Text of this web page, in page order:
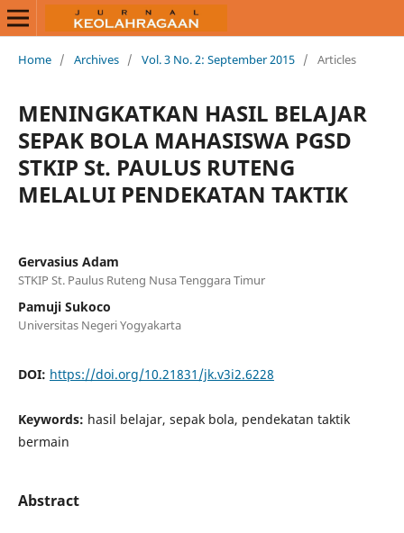
Home / Archives / Vol. 3 No. 2: September 2015 / Articles
MENINGKATKAN HASIL BELAJAR
SEPAK BOLA MAHASISWA PGSD
STKIP St. PAULUS RUTENG
MELALUI PENDEKATAN TAKTIK
Gervasius Adam
STKIP St. Paulus Ruteng Nusa Tenggara Timur
Pamuji Sukoco
Universitas Negeri Yogyakarta
DOI: https://doi.org/10.21831/jk.v3i2.6228
Keywords: hasil belajar, sepak bola, pendekatan taktik
bermain
Abstract